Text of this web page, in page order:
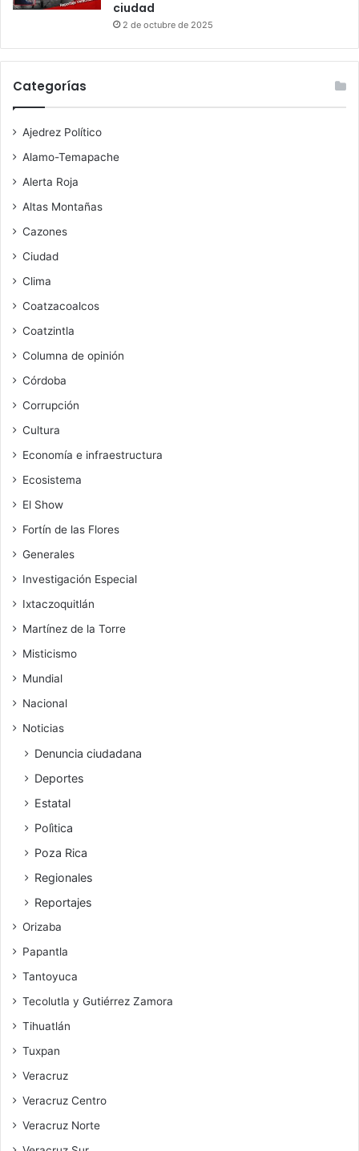
ciudad
2 de octubre de 2025
Categorías
Ajedrez Político
Alamo-Temapache
Alerta Roja
Altas Montañas
Cazones
Ciudad
Clima
Coatzacoalcos
Coatzintla
Columna de opinión
Córdoba
Corrupción
Cultura
Economía e infraestructura
Ecosistema
El Show
Fortín de las Flores
Generales
Investigación Especial
Ixtaczoquitlán
Martínez de la Torre
Misticismo
Mundial
Nacional
Noticias
Denuncia ciudadana
Deportes
Estatal
Polìtica
Poza Rica
Regionales
Reportajes
Orizaba
Papantla
Tantoyuca
Tecolutla y Gutiérrez Zamora
Tihuatlán
Tuxpan
Veracruz
Veracruz Centro
Veracruz Norte